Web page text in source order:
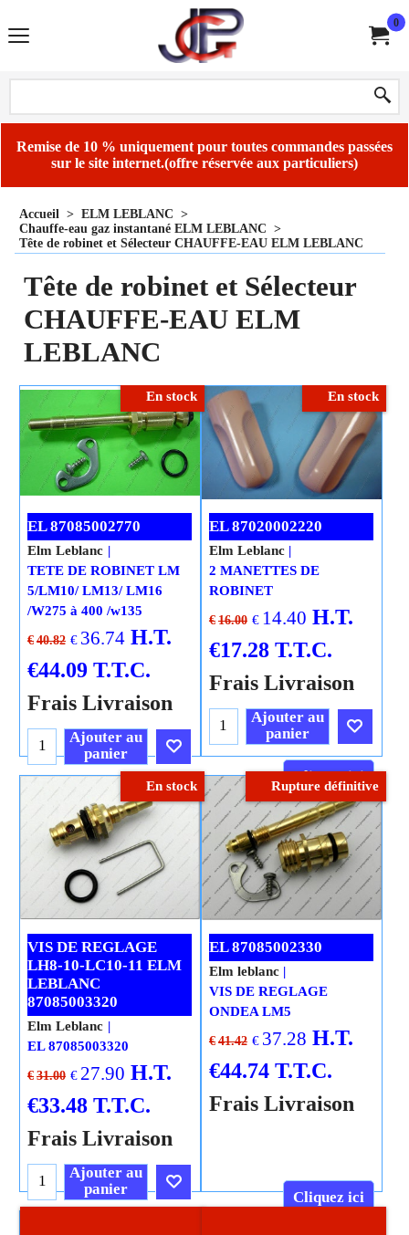
0
Remise de 10 % uniquement pour toutes commandes passées
sur le site internet.(offre réservée aux particuliers)
Accueil > ELM LEBLANC >
Chauffe-eau gaz instantané ELM LEBLANC >
Tête de robinet et Sélecteur CHAUFFE-EAU ELM LEBLANC
Tête de robinet et Sélecteur
CHAUFFE-EAU ELM
LEBLANC
En stock
EL 87085002770
€ 40.82 € 36.74 H.T.
€44.09 T.T.C.
Frais Livraison
Elm Leblanc
TETE DE ROBINET LM
5/LM10/ LM13/ LM16
/W275 à 400 /w135
Ajouter au
panier
Cliquez ici
En stock
EL 87020002220
€ 16.00 € 14.40 H.T.
€17.28 T.T.C.
Frais Livraison
Elm Leblanc
2 MANETTES DE
ROBINET
Ajouter au
panier
Cliquez ici
En stock
VIS DE REGLAGE
LH8-10-LC10-11 ELM
LEBLANC
87085003320
€ 31.00 € 27.90 H.T.
€33.48 T.T.C.
Frais Livraison
Elm Leblanc
EL 87085003320
Ajouter au
panier
Rupture définitive
EL 87085002330
€ 41.42 € 37.28 H.T.
€44.74 T.T.C.
Frais Livraison
Elm leblanc
VIS DE REGLAGE
ONDEA LM5
Cliquez ici